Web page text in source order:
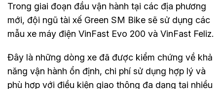
Trong giai đoạn đầu vận hành tại các địa phương
mới, đội ngũ tài xế Green SM Bike sẽ sử dụng các
mẫu xe máy điện VinFast Evo 200 và VinFast Feliz.
Đây là những dòng xe đã được kiểm chứng về khả
năng vận hành ổn định, chi phí sử dụng hợp lý và
phù hợp với điều kiện giao thông đa dạng tại nhiều